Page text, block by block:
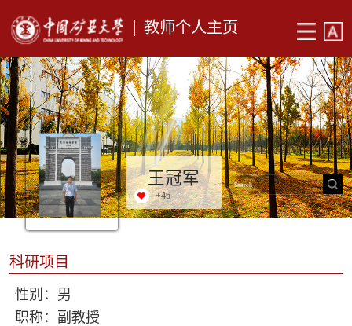
教师个人主页
王冠军
+46
科研项目
性别：男
职称：副教授